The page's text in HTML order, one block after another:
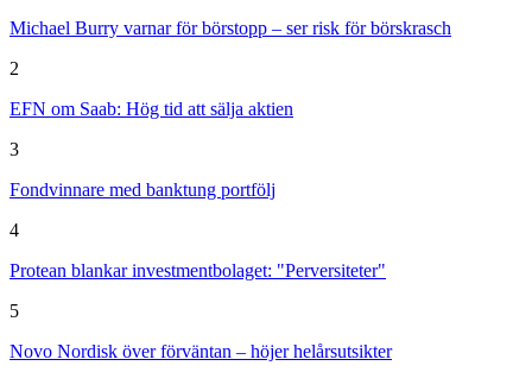
Michael Burry varnar för börstopp – ser risk för börskrasch
2
EFN om Saab: Hög tid att sälja aktien
3
Fondvinnare med banktung portfölj
4
Protean blankar investmentbolaget: "Perversiteter"
5
Novo Nordisk över förväntan – höjer helårsutsikter